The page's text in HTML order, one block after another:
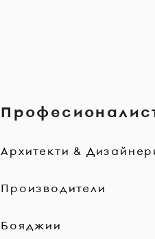
Архитекти &
Производители
Бояджии